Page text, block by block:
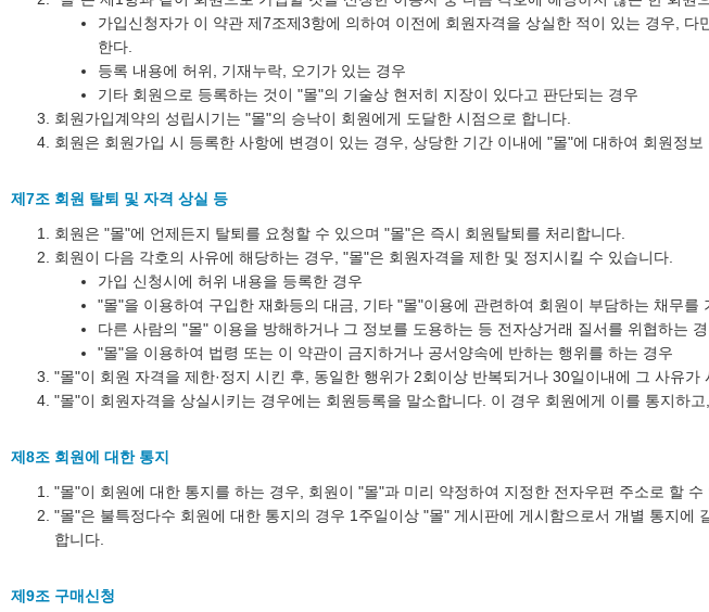
가입신청자가 이 약관 제7조제3항에 의하여 이전에 회원자격을 상실한 적이 있는 경우,
한다.
등록 내용에 허위, 기재누락, 오기가 있는 경우
기타 회원으로 등록하는 것이 "몰"의 기술상 현저히 지장이 있다고 판단되는 경우
회원가입계약의 성립시기는 "몰"의 승낙이 회원에게 도달한 시점으로 합니다.
회원은 회원가입 시 등록한 사항에 변경이 있는 경우, 상당한 기간 이내에 "몰"에 대하여 회원정
제7조 회원 탈퇴 및 자격 상실 등
회원은 "몰"에 언제든지 탈퇴를 요청할 수 있으며 "몰"은 즉시 회원탈퇴를 처리합니다.
회원이 다음 각호의 사유에 해당하는 경우, "몰"은 회원자격을 제한 및 정지시킬 수 있습니다.
가입 신청시에 허위 내용을 등록한 경우
"몰"을 이용하여 구입한 재화등의 대금, 기타 "몰"이용에 관련하여 회원이 부담하는 채무를
다른 사람의 "몰" 이용을 방해하거나 그 정보를 도용하는 등 전자상거래 질서를 위협하는
"몰"을 이용하여 법령 또는 이 약관이 금지하거나 공서양속에 반하는 행위를 하는 경우
"몰"이 회원 자격을 제한·정지 시킨 후, 동일한 행위가 2회이상 반복되거나 30일이내에 그 사유
"몰"이 회원자격을 상실시키는 경우에는 회원등록을 말소합니다. 이 경우 회원에게 이를 통지하
제8조 회원에 대한 통지
"몰"이 회원에 대한 통지를 하는 경우, 회원이 "몰"과 미리 약정하여 지정한 전자우편 주소로 할 수
"몰"은 불특정다수 회원에 대한 통지의 경우 1주일이상 "몰" 게시판에 게시함으로서 개별 통지
합니다.
제9조 구매신청